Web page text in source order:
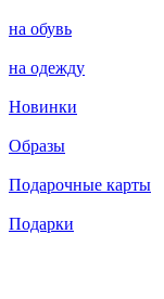
на обувь
на одежду
Новинки
Образы
Подарочные карты
Подарки